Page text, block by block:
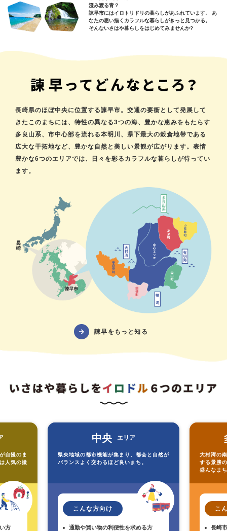
澄み渡る青？
諫早市にはイロトリドリの暮らしがあふれています。 あ
なたの思い描くカラフルな暮らしがきっと見つかる。
そんないさはや暮らしをはじめてみませんか?
長崎県のほぼ中央に位置する諫早市。交通の要衝として発展して
きたこのまちには、特性の異なる3つの海、豊かな恵みをもたらす
多良山系、市中心部を流れる本明川、県下最大の穀倉地帯である
広大な干拓地など、豊かな自然と美しい景観が広がります。表情
豊かな6つのエリアでは、日々を彩るカラフルな暮らしが待ってい
ます。
諫早をもっと知る
自慢のま
人気の撮
方
中央 エリア
県央地域の都市機能が集まり、都会と自然が
バランスよく交わるほど良いまち。
こんな方向け
通勤や買い物の利便性を求める方
大村湾の
する景勝
盛んなま
こ
長崎